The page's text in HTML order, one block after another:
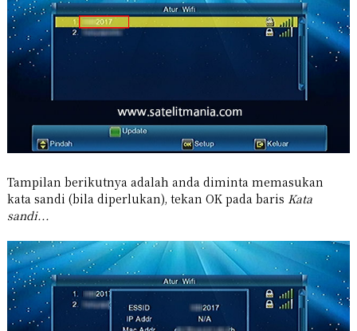
Tampilan berikutnya adalah anda diminta memasukan
kata sandi (bila diperlukan), tekan OK pada baris Kata
sandi...